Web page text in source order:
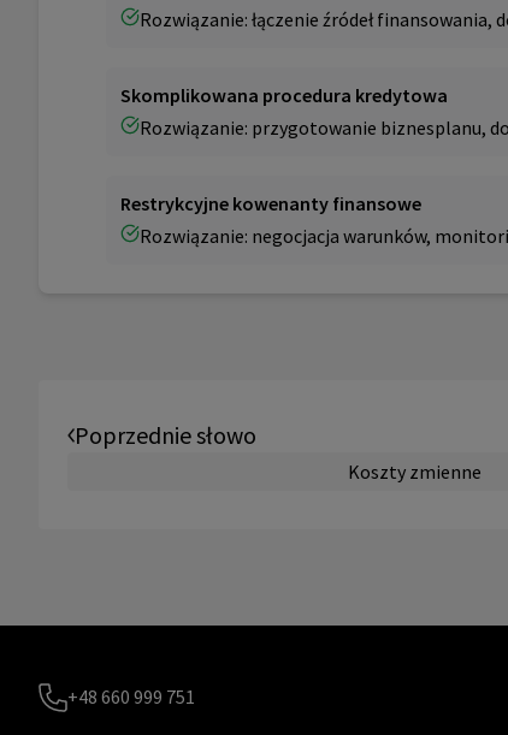
Rozwiązanie: łączenie źródeł
Skomplikowana procedura kredytowa
Rozwiązanie: przygotowanie biznesplanu,
Restrykcyjne kowenanty finansowe
Rozwiązanie: negocjacja warunków,
Poprzednie słowo
Koszty zmienne
+48 660 999 751